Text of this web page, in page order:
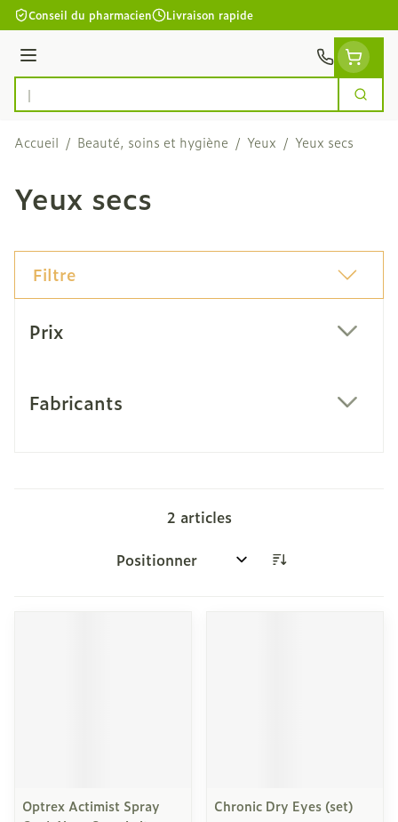
Aller au contenu
Conseil du pharmacien Livraison rapide
Menu
Rechercher
Accueil / Beauté, soins et hygiène / Yeux / Yeux secs
Yeux secs
Filtre
Prix
Fabricants
2 articles
Trier par:
Optrex Actimist Spray
Chronic Dry Eyes (set)